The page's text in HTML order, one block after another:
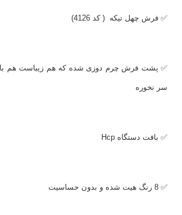
✅ فرش چهل تیکه ( کد 4126)
✅ پشت فرش چرم دوزی شده که هم زیباست هم
سر نخوره
✅ بافت دستگاه Hcp
✅ 8 رنگ هیت شده و بدون حساسیت